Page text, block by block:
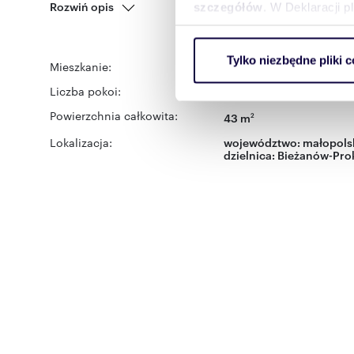
szczegółów . W Deklaracji
ruch w naszej witrynie.
reklamowym i
uzyskanymi podczas
Tylko niezbędne pliki
Rozwiń opis
Mieszkanie: na wynajem
Liczba pokoi:
Powierzchnia całkowita: 43 m2
Lokalizacja: województwo:
dzielnica: Bieżanów-